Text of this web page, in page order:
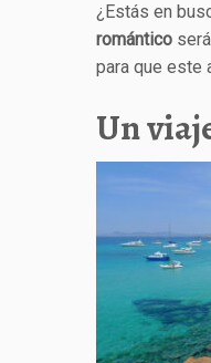
¿Estás en
romántico
para que este
Un